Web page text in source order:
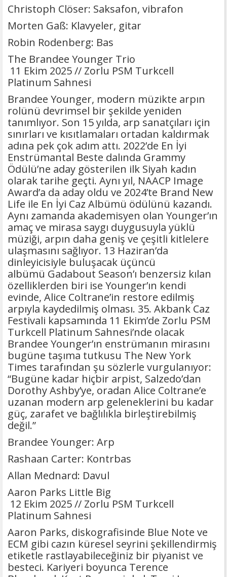
Christoph Clöser: Saksafon, vibrafon
Morten Gaß: Klavyeler, gitar
Robin Rodenberg: Bas
The Brandee Younger Trio
11 Ekim 2025 // Zorlu PSM Turkcell
Platinum Sahnesi
Brandee Younger, modern müzikte arpın
rolünü devrimsel bir şekilde yeniden
tanımlıyor. Son 15 yılda, arp sanatçıları için
sınırları ve kısıtlamaları ortadan kaldırmak
adına pek çok adım attı. 2022’de En İyi
Enstrümantal Beste dalında Grammy
Ödülü’ne aday gösterilen ilk Siyah kadın
olarak tarihe geçti. Aynı yıl, NAACP Image
Award’a da aday oldu ve 2024’te Brand New
Life ile En İyi Caz Albümü ödülünü kazandı.
Aynı zamanda akademisyen olan Younger’ın
amaç ve mirasa saygı duygusuyla yüklü
müziği, arpın daha geniş ve çeşitli kitlelere
ulaşmasını sağlıyor. 13 Haziran’da
dinleyicisiyle buluşacak üçüncü
albümü Gadabout Season’ı benzersiz kılan
özelliklerden biri ise Younger’ın kendi
evinde, Alice Coltrane’in restore edilmiş
arpıyla kaydedilmiş olması. 35. Akbank Caz
Festivali kapsamında 11 Ekim’de Zorlu PSM
Turkcell Platinum Sahnesi’nde olacak
Brandee Younger’ın enstrümanın mirasını
bugüne taşıma tutkusu The New York
Times tarafından şu sözlerle vurgulanıyor:
“Bugüne kadar hiçbir arpist, Salzedo’dan
Dorothy Ashby’ye, oradan Alice Coltrane’e
uzanan modern arp geleneklerini bu kadar
güç, zarafet ve bağlılıkla birleştirebilmiş
değil.”
Brandee Younger: Arp
Rashaan Carter: Kontrbas
Allan Mednard: Davul
Aaron Parks Little Big
12 Ekim 2025 // Zorlu PSM Turkcell
Platinum Sahnesi
Aaron Parks, diskografisinde Blue Note ve
ECM gibi cazın küresel seyrini şekillendirmiş
etiketle rastlayabileceğiniz bir piyanist ve
besteci. Kariyeri boyunca Terence